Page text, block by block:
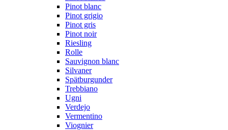
Pinot blanc
Pinot grigio
Pinot gris
Pinot noir
Riesling
Rolle
Sauvignon blanc
Silvaner
Spätburgunder
Trebbiano
Ugni
Verdejo
Vermentino
Viognier